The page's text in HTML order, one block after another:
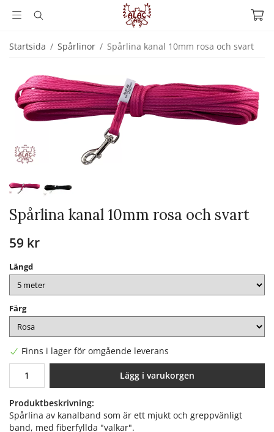
Startsida / Spårlinor / Spårlina kanal 10mm rosa och svart
Spårlina kanal 10mm rosa och svart
59 kr
Längd
Färg
Finns i lager för omgående leverans
Lägg i varukorgen
Produktbeskrivning:
Spårlina av kanalband som är ett mjukt och greppvänligt
band, med fiberfyllda "valkar".